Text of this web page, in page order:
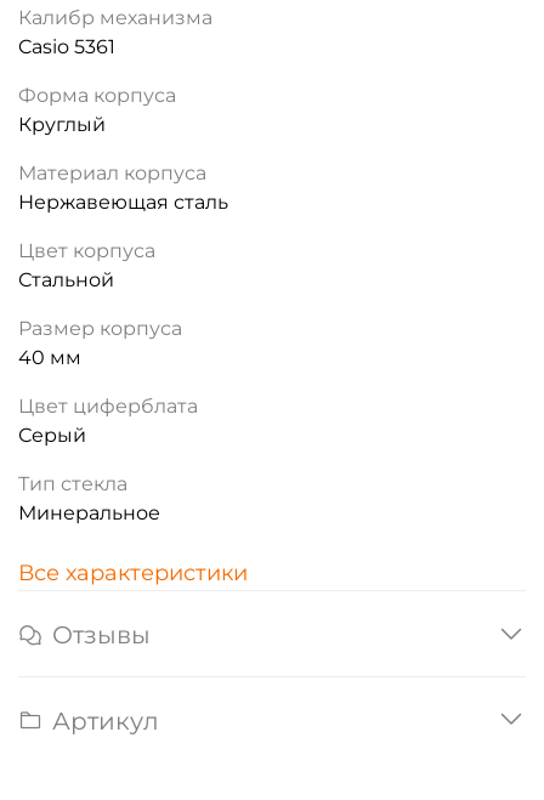
Калибр механизма
Casio 5361
Форма корпуса
Круглый
Материал корпуса
Нержавеющая сталь
Цвет корпуса
Стальной
Размер корпуса
40 мм
Цвет циферблата
Серый
Тип стекла
Минеральное
Все характеристики
Отзывы
Артикул